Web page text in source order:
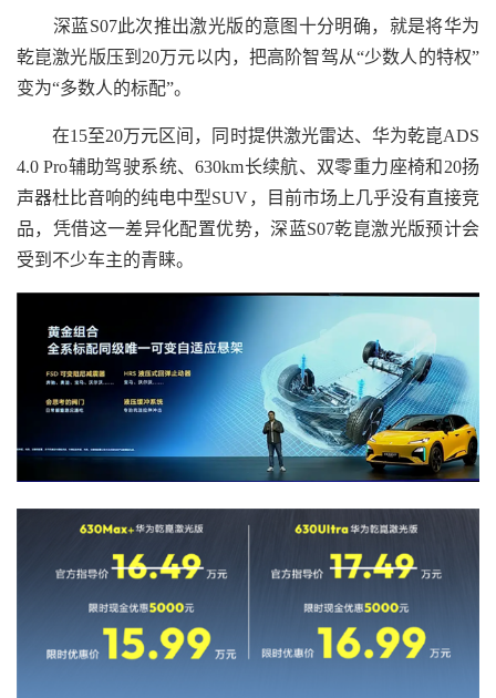
深蓝S07此次推出激光版的意图十分明确，就是将华为
乾崑激光版压到20万元以内，把高阶智驾从“少数人的特权”
变为“多数人的标配”。
在15至20万元区间，同时提供激光雷达、华为乾崑ADS
4.0 Pro辅助驾驶系统、630km长续航、双零重力座椅和20扬
声器杜比音响的纯电中型SUV，目前市场上几乎没有直接竞
品，凭借这一差异化配置优势，深蓝S07乾崑激光版预计会
受到不少车主的青睐。